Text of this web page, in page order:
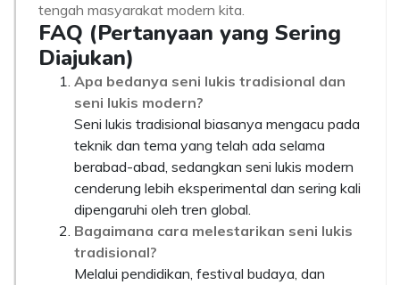
tengah masyarakat modern kita.
FAQ (Pertanyaan yang Sering
Diajukan)
Apa bedanya seni lukis tradisional dan
seni lukis modern?
Seni lukis tradisional biasanya mengacu pada
teknik dan tema yang telah ada selama
berabad-abad, sedangkan seni lukis modern
cenderung lebih eksperimental dan sering kali
dipengaruhi oleh tren global.
Bagaimana cara melestarikan seni lukis
tradisional?
Melalui pendidikan, festival budaya, dan